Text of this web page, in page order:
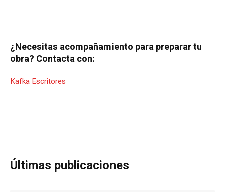
¿Necesitas acompañamiento para preparar tu
obra? Contacta con:
Kafka Escritores
Últimas publicaciones